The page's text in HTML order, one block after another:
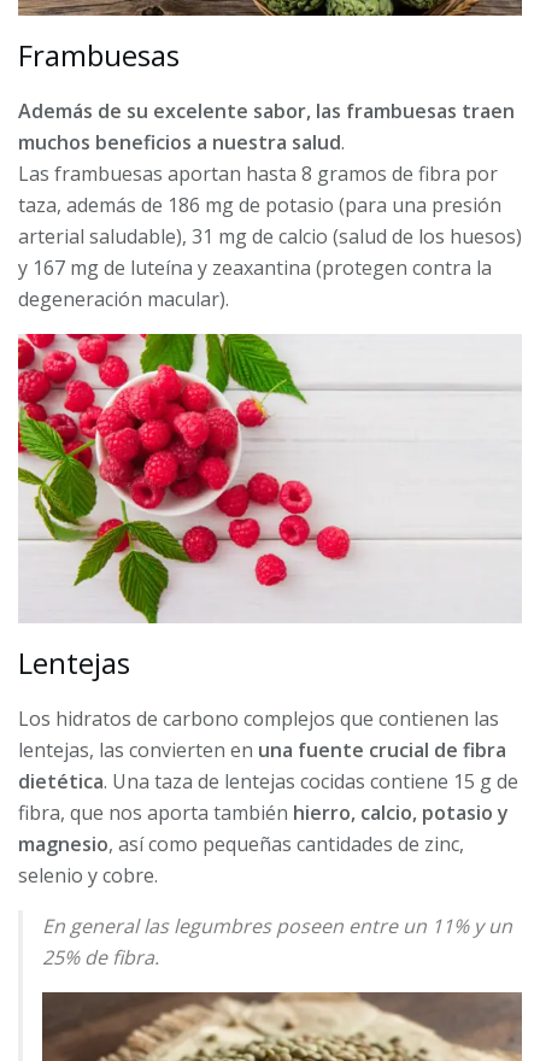
Frambuesas
Además de su excelente sabor, las frambuesas traen
muchos beneficios a nuestra salud.
Las frambuesas aportan hasta 8 gramos de fibra por
taza, además de 186 mg de potasio (para una presión
arterial saludable), 31 mg de calcio (salud de los huesos)
y 167 mg de luteína y zeaxantina (protegen contra la
degeneración macular).
Lentejas
Los hidratos de carbono complejos que contienen las
lentejas, las convierten en una fuente crucial de fibra
dietética. Una taza de lentejas cocidas contiene 15 g de
fibra, que nos aporta también hierro, calcio, potasio y
magnesio, así como pequeñas cantidades de zinc,
selenio y cobre.
En general las legumbres poseen entre un 11% y un
25% de fibra.